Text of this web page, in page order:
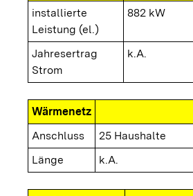
installierte
Leistung (el.)
882 kW
Jahresertrag
Strom
k.A.
Wärmenetz
Anschluss
25 Haushalte
Länge
k.A.